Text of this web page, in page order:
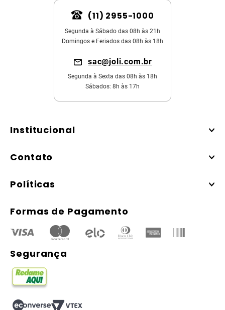
(11) 2955-1000
Segunda à Sábado das 08h às 21h
Domingos e Feriados das 08h às 18h
sac@joli.com.br
Segunda à Sexta das 08h às 18h
Sábados: 8h às 17h
Institucional
Contato
Políticas
Formas de Pagamento
Segurança